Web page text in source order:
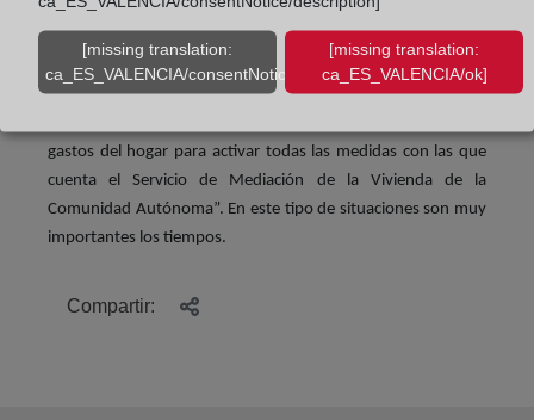
El director general de Vivienda, José Francisco Lajara, ha
destacado que “es muy importante la detección precoz de las
gastos del hogar para activar todas las medidas con las que
cuenta el Servicio de Mediación de la Vivienda de la
Comunidad Autónoma”. En este tipo de situaciones son muy
importantes los tiempos.
Compartir:
[missing translation:
ca_ES_VALENCIA/consentNotice/learnMore]
[missing translation:
ca_ES_VALENCIA/ok]